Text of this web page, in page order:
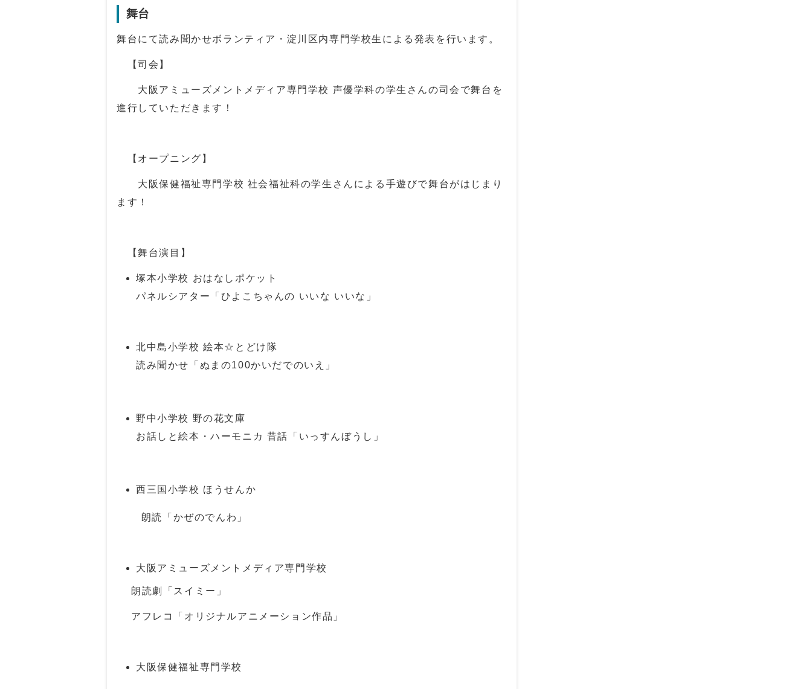
舞台
舞台にて読み聞かせボランティア・淀川区内専門学校生による発表を行います。
【司会】
大阪アミューズメントメディア専門学校 声優学科の学生さんの司会で舞台を
進行していただきます！
【オープニング】
大阪保健福祉専門学校 社会福祉科の学生さんによる手遊びで舞台がはじまり
ます！
【舞台演目】
塚本小学校 おはなしポケット
パネルシアター「ひよこちゃんの いいな いいな」
北中島小学校 絵本☆とどけ隊
読み聞かせ「ぬまの100かいだでのいえ」
野中小学校 野の花文庫
お話しと絵本・ハーモニカ 昔話「いっすんぼうし」
西三国小学校 ほうせんか
朗読「かぜのでんわ」
大阪アミューズメントメディア専門学校
朗読劇「スイミー」
アフレコ「オリジナルアニメーション作品」
大阪保健福祉専門学校